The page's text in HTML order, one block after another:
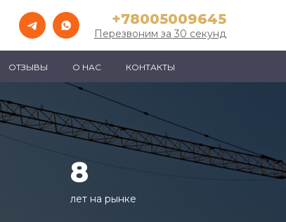
+78005009645
Перезвоним за 30 секунд
ОТЗЫВЫ О НАС КОНТАКТЫ
8
лет на рынке